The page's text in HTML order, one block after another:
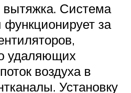
вытяжка. Система
функционирует за
удаляющих
воздуха в
Установку